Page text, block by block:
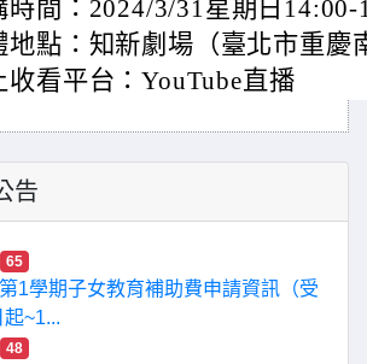
：2024/3/31星期日14:00-
：知新劇場（臺北市重慶
平台：YouTube直播
告
65
1學期子女教育補助費申請資訊（受
~1...
48